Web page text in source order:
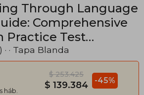
Through Language
Comprehensive
Practice Test
the ged Exam (en
· Tapa Blanda
háb.
$ 253.425
$ 139.384 -45%